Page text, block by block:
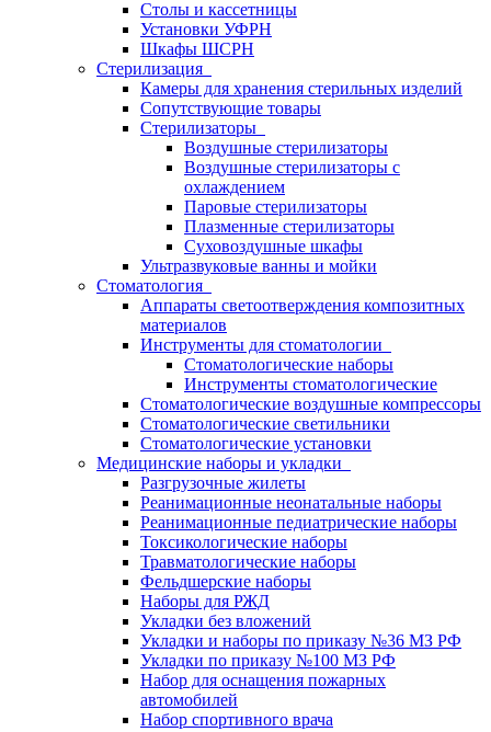
Столы и кассетницы
Установки УФРН
Шкафы ШСРН
Стерилизация
Камеры для хранения стерильных изделий
Сопутствующие товары
Стерилизаторы
Воздушные стерилизаторы
Воздушные стерилизаторы с
охлаждением
Паровые стерилизаторы
Плазменные стерилизаторы
Суховоздушные шкафы
Ультразвуковые ванны и мойки
Стоматология
Аппараты светоотверждения композитных
материалов
Инструменты для стоматологии
Стоматологические наборы
Инструменты стоматологические
Стоматологические воздушные компрессоры
Стоматологические светильники
Стоматологические установки
Медицинские наборы и укладки
Разгрузочные жилеты
Реанимационные неонатальные наборы
Реанимационные педиатрические наборы
Токсикологические наборы
Травматологические наборы
Фельдшерские наборы
Наборы для РЖД
Укладки без вложений
Укладки и наборы по приказу №36 МЗ РФ
Укладки по приказу №100 МЗ РФ
Набор для оснащения пожарных
автомобилей
Набор спортивного врача